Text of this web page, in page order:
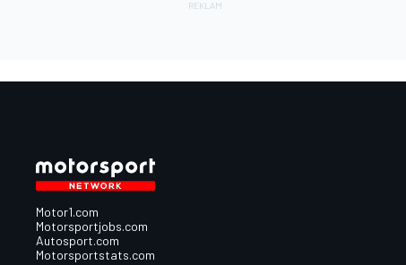
Motor1.com
Motorsportjobs.com
Autosport.com
Motorsportstats.com